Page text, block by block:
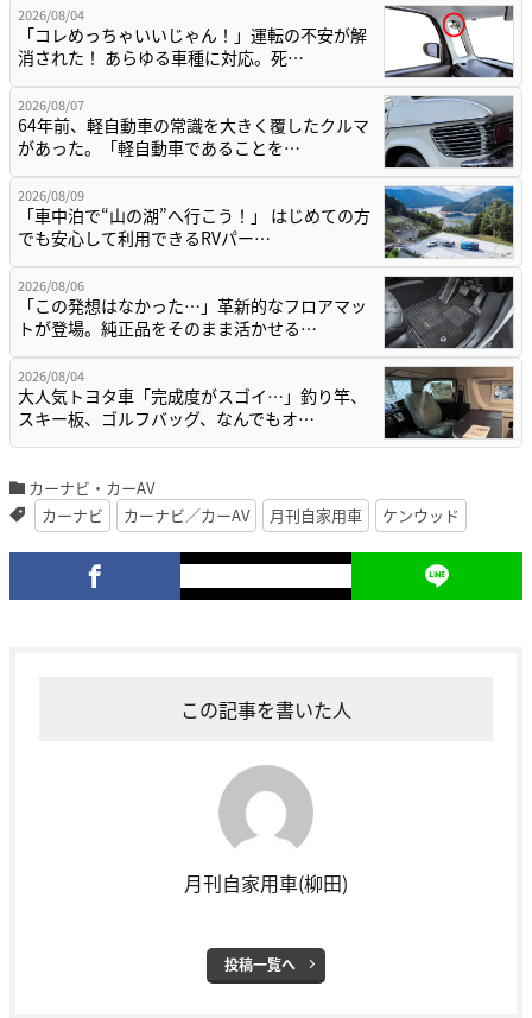
2026/08/04
「コレめっちゃいいじゃん！」運転の不安が解
消された！ あらゆる車種に対応。死…
2026/08/07
64年前、軽自動車の常識を大きく覆したクルマ
があった。「軽自動車であることを…
2026/08/09
「車中泊で“山の湖”へ行こう！」 はじめての方
でも安心して利用できるRVパー…
2026/08/06
「この発想はなかった…」革新的なフロアマッ
トが登場。純正品をそのまま活かせる…
2026/08/04
大人気トヨタ車「完成度がスゴイ…」釣り竿、
スキー板、ゴルフバッグ、なんでもオ…
カーナビ・カーAV
カーナビ
カーナビ／カーAV 月刊自家用車 ケンウッド
この記事を書いた人
月刊自家用車(柳田)
投稿一覧へ